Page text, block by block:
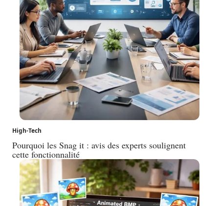
High-Tech
Pourquoi les Snag it : avis des experts soulignent
cette fonctionnalité